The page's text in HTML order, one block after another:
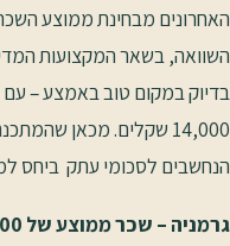
האחרונים מבחינת ממוצע
בדיוק במקום טוב באמצע –
14,000 שקלים. מכאן
הנחשבים לסכומי עתק ביחס
גרמניה – שכר ממוצע של 17,000 שקלים לחודש